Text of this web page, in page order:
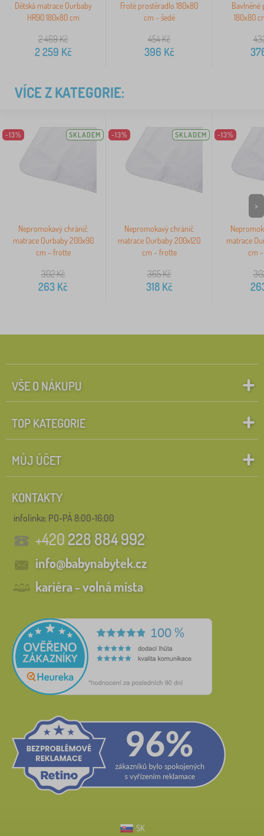
Dětská matrace Ourbaby
HR90 180x80 cm
2 469Kč
2 259 Kč
Froté prostěradlo 180x80
cm - šedé
454Kč
396 Kč
Bavlněné
180x80
VÍCE Z KATEGORIE:
-13% SKLADEM
Nepromokavý chránič
matrace Ourbaby 200x90
cm - frotte
302Kč
263 Kč
-13% SKLADEM
Nepromokavý chránič
matrace Ourbaby 200x120
cm - frotte
365Kč
318Kč
-13%
matrace
cm
>
VŠE O NÁKUPU
TOP KATEGORIE
MŮJ ÚČET
KONTAKTY
infolinka: PO-PÁ 8:00-16:00
+420228 884 992
info@babynabytek.cz
kariéra - volná místa
SK